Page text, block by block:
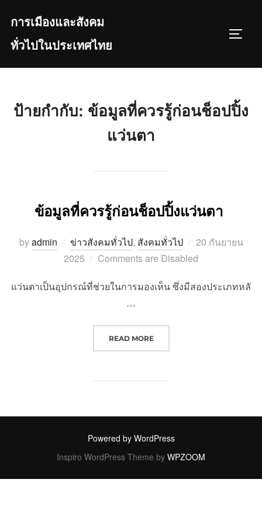
content
การเมืองและสังคม
ทั่วไปในประเทศไทย
ป้ายกำกับ: ข้อมูลที่ควรรู้ก่อนช็อปปิ้ง
แว่นตา
ข้อมูลที่ควรรู้ก่อนช็อปปิ้งแว่นตา
byadmin ข่าวสังคมทั่วไป, สังคมทั่วไป
Posted
on
20 กันยายน
2025
Comments are Disabled
แว่นตาเป็นอุปกรณ์ที่ช่วยในการมองเห็น ซึ่งมีสองประเภทหลั
…
READ MORE“ข้อมูลที่ควรรู้ก่อนช็อปปิ้งแว่นตา “
Powered by WordPress
Inspiro WordPress Theme by WPZOOM